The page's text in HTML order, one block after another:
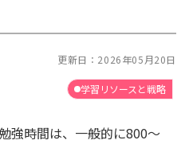
更新日： 2026年05月20日
学習リソースと戦略
強時間は、一般的に800～